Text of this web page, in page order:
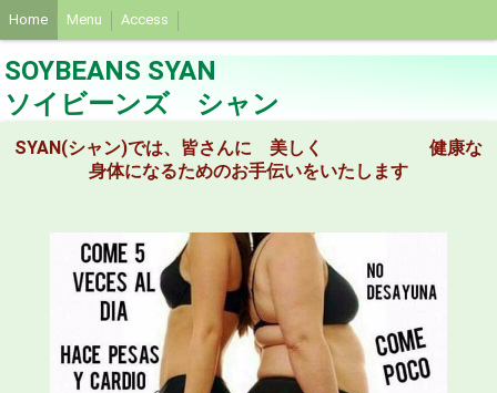
Home Menu Access
SOYBEANS SYAN
ソイビーンズ シャン
SYAN(シャン)では、皆さんに 美しく 健康な
身体になるためのお手伝いをいたします